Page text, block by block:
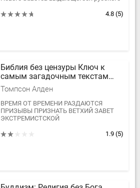
Петербургской Духовной Академии...
4.8 (5)
Библия без цензуры Ключ к
самым загадочным текстам
Ветхого Завета
Томпсон Алден
ВРЕМЯ ОТ ВРЕМЕНИ РАЗДАЮТСЯ
ПРИЗЫВЫ ПРИЗНАТЬ ВЕТХИЙ ЗАВЕТ
ЭКСТРЕМИСТСКОЙ
ГРУБОСТЬ НЕКОТОРЫХ
1.9 (5)